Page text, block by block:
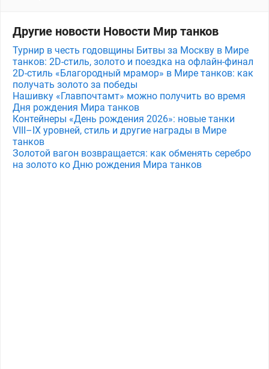
Другие новости Новости Мир танков
Турнир в честь годовщины Битвы за Москву в Мире
танков: 2D-стиль, золото и поездка на офлайн-финал
2D-стиль «Благородный мрамор» в Мире танков: как
получать золото за победы
Нашивку «Главпочтамт» можно получить во время
Дня рождения Мира танков
Контейнеры «День рождения 2026»: новые танки
VIII–IX уровней, стиль и другие награды в Мире
танков
Золотой вагон возвращается: как обменять серебро
на золото ко Дню рождения Мира танков